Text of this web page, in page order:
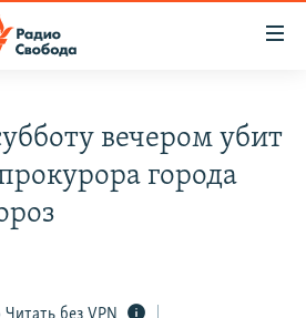
вечером убит
города